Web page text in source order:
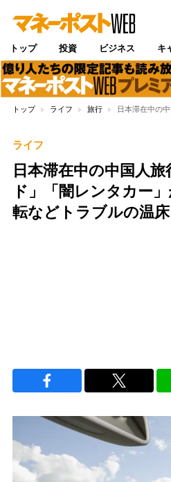
トップ 投資 ビジネス キ
トップ ライフ 旅行 日本滞在中の
ライフ
日本滞在中の中国人
ド」「闇レンタカー
転などトラブルの温